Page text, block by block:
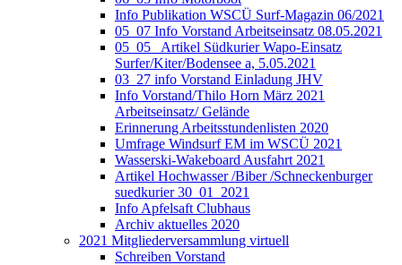
Info Publikation WSCÜ Surf-Magazin 06/2021
05_07 Info Vorstand Arbeitseinsatz 08.05.2021
05_05_ Artikel Südkurier Wapo-Einsatz
Surfer/Kiter/Bodensee a, 5.05.2021
03_27 info Vorstand Einladung JHV
Info Vorstand/Thilo Horn März 2021
Arbeitseinsatz/ Gelände
Erinnerung Arbeitsstundenlisten 2020
Umfrage Windsurf EM im WSCÜ 2021
Wasserski-Wakeboard Ausfahrt 2021
Artikel Hochwasser /Biber /Schneckenburger
suedkurier 30_01_2021
Info Apfelsaft Clubhaus
Archiv aktuelles 2020
2021 Mitgliederversammlung virtuell
Schreiben Vorstand